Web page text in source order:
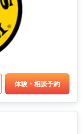
体験・相談予約